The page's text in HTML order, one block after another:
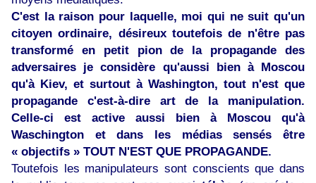
C'est la raison pour laquelle, moi qui ne suit qu'un
citoyen ordinaire, désireux toutefois de n'être pas
transformé en petit pion de la propagande des
adversaires je considère qu'aussi bien à Moscou
qu'à Kiev, et surtout à Washington, tout n'est que
propagande c'est-à-dire art de la manipulation.
Celle-ci est active aussi bien à Moscou qu'à
Waschington et dans les médias sensés être
« objectifs » TOUT N'EST QUE PROPAGANDE.
Toutefois les manipulateurs sont conscients que dans